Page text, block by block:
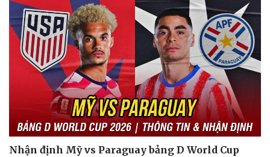
Nhận định Mỹ vs Paraguay bảng D World Cup